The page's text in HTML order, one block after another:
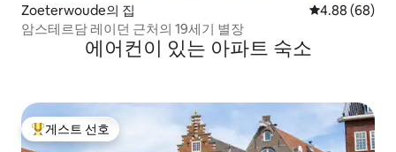
Zoeterwoude의 집 평점 4.88점(5
4.88 (68)
암스테르담 레이던 근처의 19세기 별장
에어컨이 있는 아파트 숙소
상위 게스트 선호
게스트 선호